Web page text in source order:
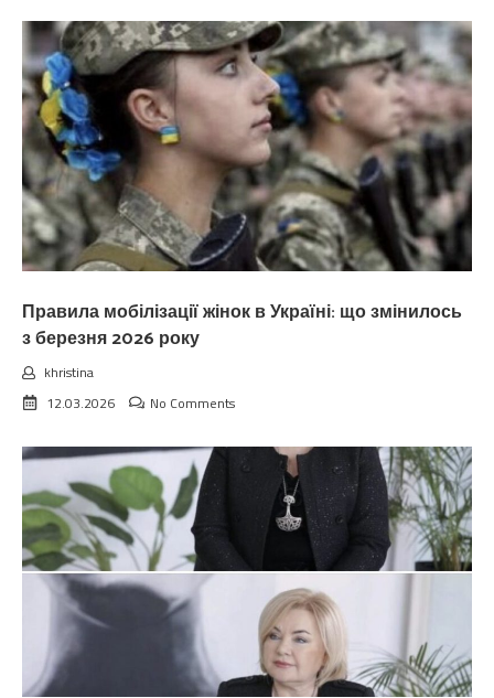
Правила мобілізації жінок в Україні: що змінилось
з березня 2026 року
khristina
12.03.2026
No Comments